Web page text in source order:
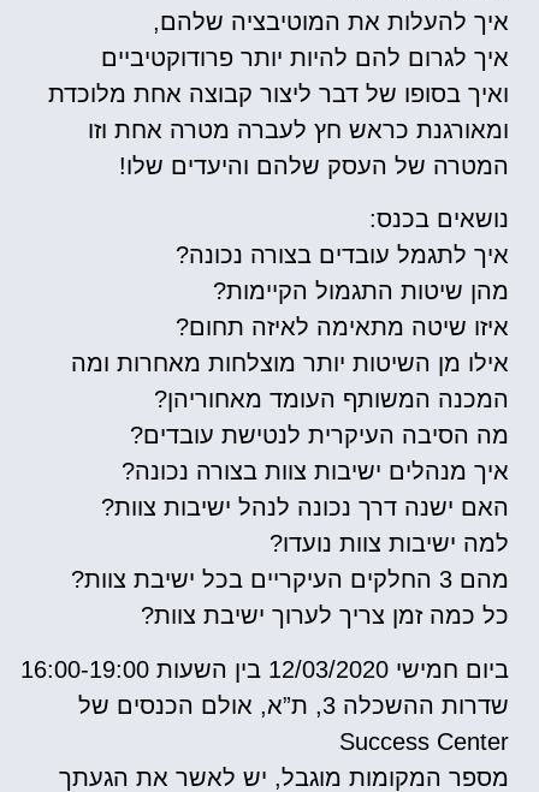
איך להעלות את המוטיבציה שלהם,
איך לגרום להם להיות יותר פרודוקטיביים
ואיך בסופו של דבר ליצור קבוצה אחת מלוכדת
ומאורגנת כראש חץ לעברה מטרה אחת וזו
המטרה של העסק שלהם והיעדים שלו!
נושאים בכנס:
איך לתגמל עובדים בצורה נכונה?
מהן שיטות התגמול הקיימות?
איזו שיטה מתאימה לאיזה תחום?
אילו מן השיטות יותר מוצלחות מאחרות ומה
המכנה המשותף העומד מאחוריהן?
מה הסיבה העיקרית לנטישת עובדים?
איך מנהלים ישיבות צוות בצורה נכונה?
האם ישנה דרך נכונה לנהל ישיבות צוות?
למה ישיבות צוות נועדו?
מהם 3 החלקים העיקריים בכל ישיבת צוות?
כל כמה זמן צריך לערוך ישיבת צוות?
ביום חמישי 12/03/2020 בין השעות 16:00-19:00
שדרות ההשכלה 3, ת”א, אולם הכנסים של
Success Center
מספר המקומות מוגבל, יש לאשר את הגעתך